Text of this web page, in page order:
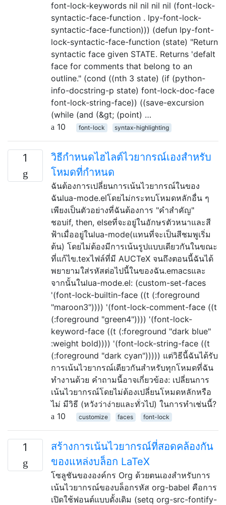
font-lock-keywords nil nil nil nil (font-lock-
syntactic-face-function . lpy-font-lock-
syntactic-face-function))) (defun lpy-font-
lock-syntactic-face-function (state) "Return
syntactic face given STATE. Returns 'defalt
face for comments that belong to an
outline." (cond ((nth 3 state) (if (python-
info-docstring-p state) font-lock-doc-face
font-lock-string-face)) ((save-excursion
(while (and (&gt; (point) …
10
font-lock syntax-highlighting
1
วิธีกำหนดไฮไลต์ไวยากรณ์เองสำหรับ
โหมดที่กำหนด
ฉันต้องการเปลี่ยนการเน้นไวยากรณ์ในของ
ฉันlua-mode.elโดยไม่กระทบโหมดหลักอื่น ๆ
เพียงเป็นตัวอย่างที่ฉันต้องการ "คำสำคัญ"
ชอบif, then, elseที่จะอยู่ในอักษรตัวหนาและสี
ฟ้าเมื่ออยู่ในlua-mode(แทนที่จะเป็นสีชมพูเริ่ม
ต้น) โดยไม่ต้องมีการเน้นรูปแบบเดียวกันในขณะ
ที่แก้ไข.texไฟล์ที่มี AUCTeX จนถึงตอนนี้ฉันได้
พยายามใส่รหัสต่อไปนี้ในของฉัน.emacsและ
จากนั้นในlua-mode.el: (custom-set-faces
'(font-lock-builtin-face ((t (:foreground
"maroon3")))) '(font-lock-comment-face ((t
(:foreground "green4")))) '(font-lock-
keyword-face ((t (:foreground "dark blue"
:weight bold)))) '(font-lock-string-face ((t
(:foreground "dark cyan"))))) แต่วิธีนี้ฉันได้รับ
การเน้นไวยากรณ์เดียวกันสำหรับทุกโหมดที่ฉัน
ทำงานด้วย คำถามนี้อาจเกี่ยวข้อง: เปลี่ยนการ
เน้นไวยากรณ์โดยไม่ต้องเปลี่ยนโหมดหลักหรือ
ไม่ มีวิธี (หวังว่าง่ายและทั่วไป) ในการทำเช่นนี้?
10
customize faces font-lock
1
สร้างการเน้นไวยากรณ์ที่สอดคล้องกัน
ของแหล่งบล็อก LaTeX
โซลูชันขององค์กร Org ด้วยตนเองสำหรับการ
เน้นไวยากรณ์ของบล็อกรหัส org-babel คือการ
เปิดใช้ฟอนต์แบบดั้งเดิม (setq org-src-fontify-